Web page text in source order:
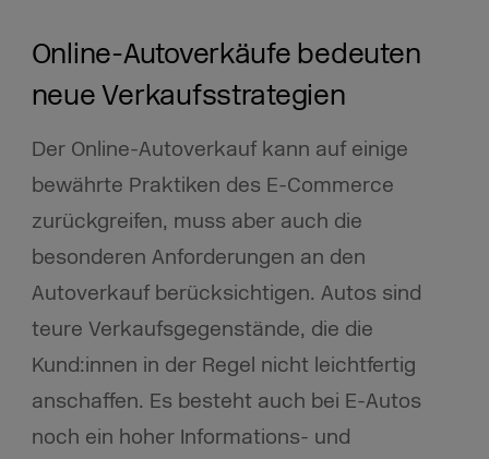
Online-Autoverkäufe bedeuten
neue Verkaufsstrategien
Der Online-Autoverkauf kann auf einige
bewährte Praktiken des E-Commerce
zurückgreifen, muss aber auch die
besonderen Anforderungen an den
Autoverkauf berücksichtigen. Autos sind
teure Verkaufsgegenstände, die die
Kund:innen in der Regel nicht leichtfertig
anschaffen. Es besteht auch bei E-Autos
noch ein hoher Informations- und